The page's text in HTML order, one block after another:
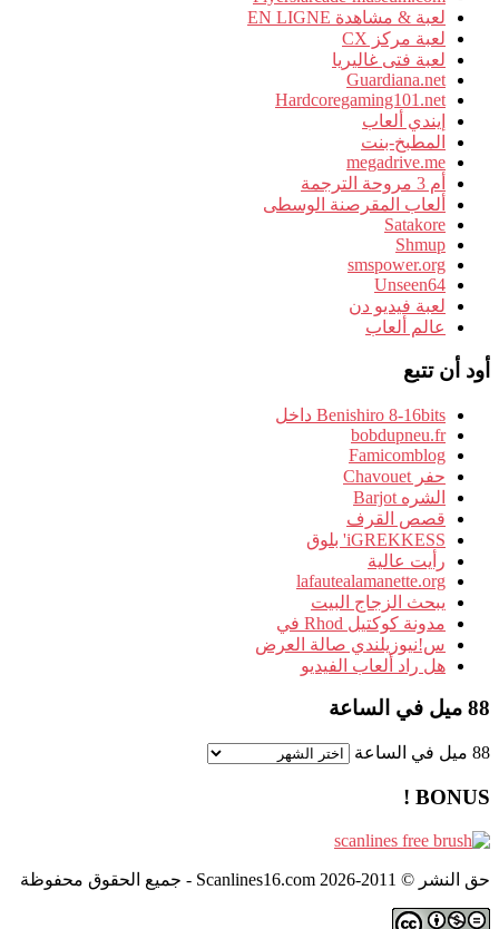
لعبة & مشاهدة EN LIGNE
لعبة مركز CX
لعبة فتى غاليريا
Guardiana.net
Hardcoregaming101.net
إيندي ألعاب
المطبخ-بنت
megadrive.me
أم 3 مروحة الترجمة
ألعاب المقرصنة الوسطى
Satakore
Shmup
smspower.org
Unseen64
لعبة فيديو دن
عالم ألعاب
أود أن تتبع
Benishiro 8-16bits داخل
bobdupneu.fr
Famicomblog
حفر Chavouet
الشره Barjot
قصص القرف
iGREKKESS' بلوق
رأيت عالية
lafautealamanette.org
يبحث الزجاج البيت
مدونة كوكتيل Rhod في
س!نيوزيلندي صالة العرض
هل راد ألعاب الفيديو
88 ميل في الساعة
88 ميل في الساعة
BONUS !
حق النشر © 2011-2026 Scanlines16.com - جميع الحقوق محفوظة